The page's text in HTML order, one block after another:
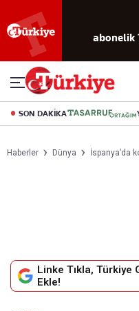
abonelik
SON DAKİKA
Haberler Dünya İspanya’da
Linke Tıkla, Türkiye
Ekle!